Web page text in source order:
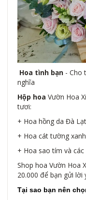
Hoa tình bạn - Cho
nghĩa
Hộp hoa Vườn Hoa
tươi:
+ Hoa hồng da Đà
+ Hoa cát tường
+ Hoa sao tím và
Shop hoa Vườn Hoa
20.000 để bạn gửi lời
Tại sao bạn nên